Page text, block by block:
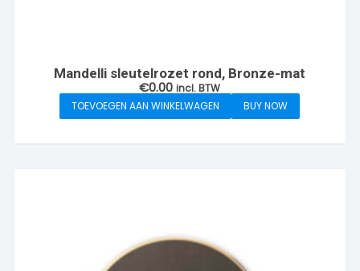
Mandelli sleutelrozet rond, Bronze-mat
€0.00 incl. BTW
TOEVOEGEN AAN WINKELWAGEN
BUY NOW